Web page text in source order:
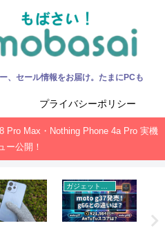
、セール情報をお届け。たまにPCも
プライバシーポリシー
Pro Max・Nothing Phone 4a Pro 実機
ー公開！
ガジェットニュース